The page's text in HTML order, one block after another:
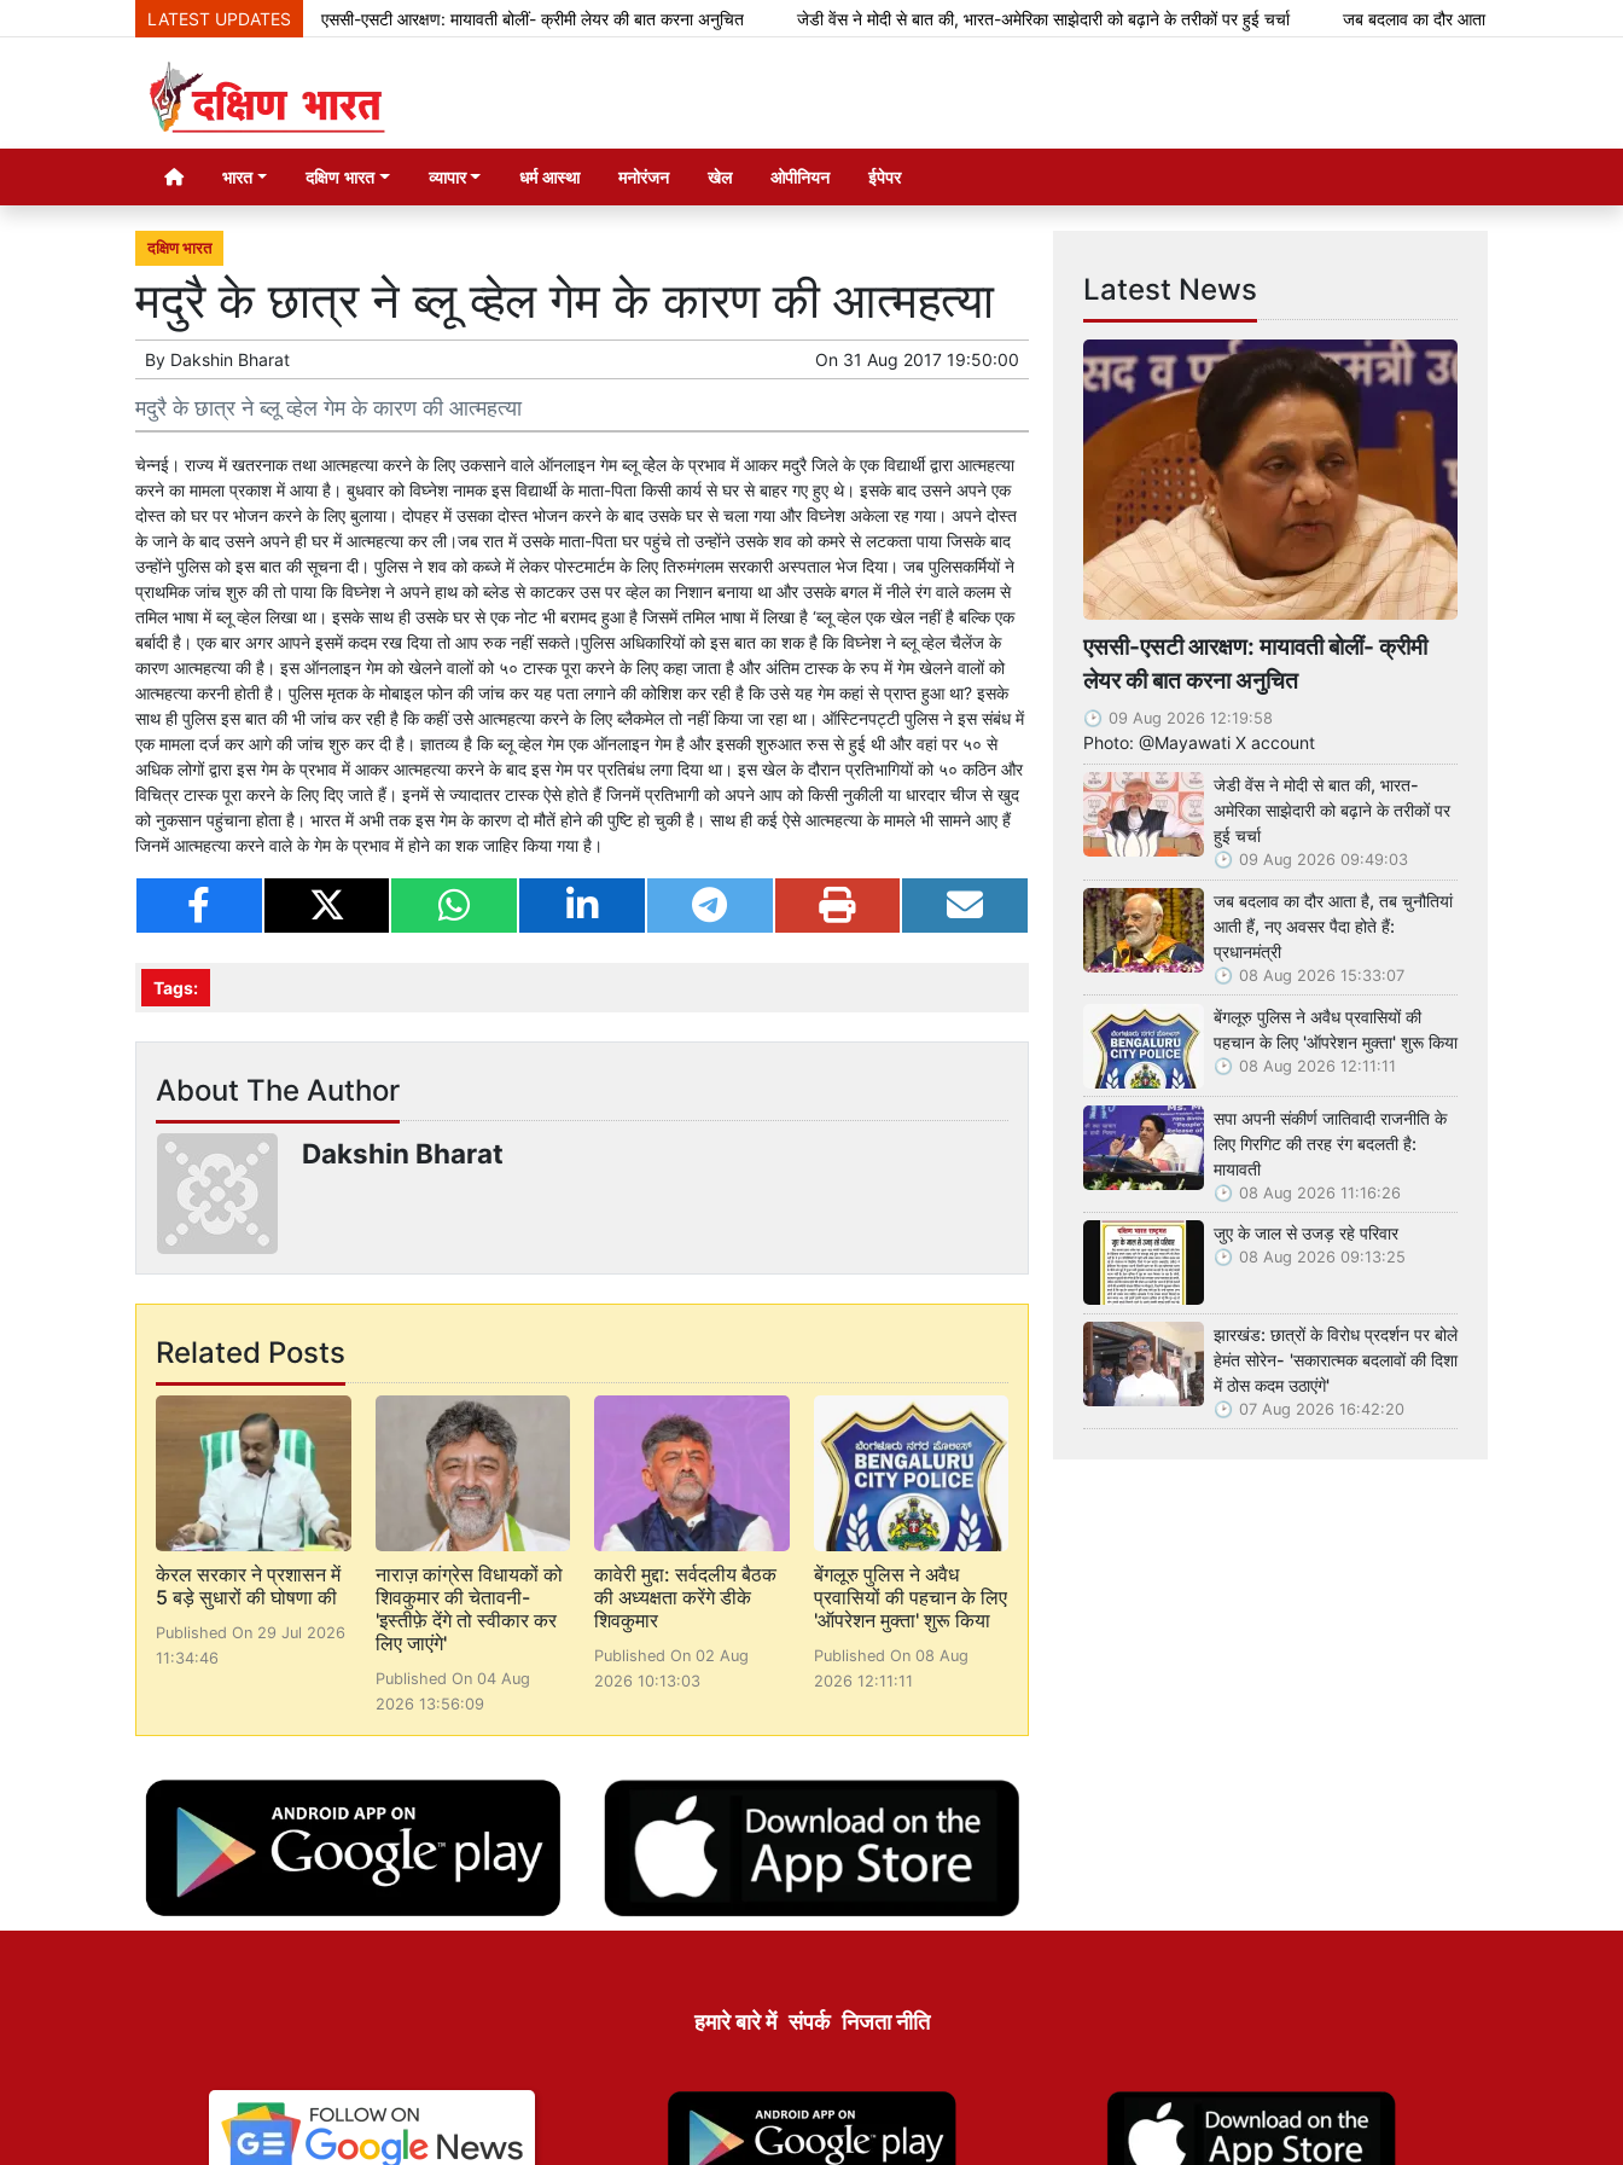
LATEST UPDATESएससी-एसटी आरक्षण: मायावती बोलीं- क्रीमी लेयर की बात करना अनुचित जेडी वेंस ने मोदी से बात की, भारत-अमेरिका साझेदारी को बढ़ाने के तरीकों पर हुई चर्चा जब बदलाव का दौर आता है, तब चुनौतियां आती हैं, नए
भारत दक्षिण भारत व्यापार धर्म आस्था मनोरंजन खेल ओपीनियन ईपेपर
दक्षिण भारत
मदुरै के छात्र ने ब्लू व्हेल गेम के कारण की आत्महत्या
By Dakshin Bharat On 31 Aug 2017 19:50:00
मदुरै के छात्र ने ब्लू व्हेल गेम के कारण की आत्महत्या
चेन्नई। राज्य में खतरनाक तथा आत्महत्या करने के लिए उकसाने वाले ऑनलाइन गेम ब्लू व्हेेल के प्रभाव में आकर मदुरै जिले के एक विद्यार्थी द्वारा आत्महत्या
करने का मामला प्रकाश में आया है। बुधवार को विघ्नेश नामक इस विद्यार्थी के माता-पिता किसी कार्य से घर से बाहर गए हुए थे। इसके बाद उसने अपने एक
दोस्त को घर पर भोजन करने के लिए बुलाया। दोपहर में उसका दोस्त भोजन करने के बाद उसके घर से चला गया और विघ्नेश अकेला रह गया। अपने दोस्त
के जाने के बाद उसने अपने ही घर में आत्महत्या कर ली।जब रात में उसके माता-पिता घर पहुंचे तो उन्होंने उसके शव को कमरे से लटकता पाया जिसके बाद
उन्होंने पुलिस को इस बात की सूचना दी। पुलिस ने शव को कब्जे में लेकर पोस्टमार्टम के लिए तिरुमंगलम सरकारी अस्पताल भेज दिया। जब पुलिसकर्मियों ने
प्राथमिक जांच शुरु की तो पाया कि विघ्नेश ने अपने हाथ को ब्लेड से काटकर उस पर व्हेल का निशान बनाया था और उसके बगल में नीले रंग वाले कलम से
तमिल भाषा में ब्लू व्हेल लिखा था। इसके साथ ही उसके घर से एक नोट भी बरामद हुआ है जिसमें तमिल भाषा में लिखा है ‘ब्लू व्हेल एक खेल नहीं है बल्कि एक
बर्बादी है। एक बार अगर आपने इसमें कदम रख दिया तो आप रुक नहीं सकते।पुलिस अधिकारियों को इस बात का शक है कि विघ्नेश ने ब्लू व्हेल चैलेंज के
कारण आत्महत्या की है। इस ऑनलाइन गेम को खेलने वालों को ५० टास्क पूरा करने के लिए कहा जाता है और अंतिम टास्क के रुप में गेम खेलने वालों को
आत्महत्या करनी होती है। पुलिस मृतक के मोबाइल फोन की जांच कर यह पता लगाने की कोशिश कर रही है कि उसे यह गेम कहां से प्राप्त हुआ था? इसके
साथ ही पुलिस इस बात की भी जांच कर रही है कि कहीं उसेे आत्महत्या करने के लिए ब्लैकमेल तो नहीं किया जा रहा था। ऑस्टिनपट्टी पुलिस ने इस संबंध में
एक मामला दर्ज कर आगे की जांच शुरु कर दी है। ज्ञातव्य है कि ब्लू व्हेल गेम एक ऑनलाइन गेम है और इसकी शुरुआत रुस से हुई थी और वहां पर ५० से
अधिक लोगों द्वारा इस गेम के प्रभाव में आकर आत्महत्या करने के बाद इस गेम पर प्रतिबंध लगा दिया था। इस खेल के दौरान प्रतिभागियों को ५० कठिन और
विचित्र टास्क पूरा करने के लिए दिए जाते हैं। इनमें से ज्यादातर टास्क ऐसे होते हैं जिनमें प्रतिभागी को अपने आप को किसी नुकीली या धारदार चीज से खुद
को नुकसान पहुंचाना होता है। भारत में अभी तक इस गेम के कारण दो मौतें होने की पुष्टि हो चुकी है। साथ ही कई ऐसे आत्महत्या के मामले भी सामने आए हैं
जिनमें आत्महत्या करने वाले के गेम के प्रभाव में होने का शक जाहिर किया गया है।
Tags:
About The Author
Dakshin Bharat
Related Posts
केरल सरकार ने प्रशासन में
5 बड़े सुधारों की घोषणा की
Published On 29 Jul 2026
11:34:46
नाराज़ कांग्रेस विधायकों को
शिवकुमार की चेतावनी-
'इस्तीफ़े देंगे तो स्वीकार कर
लिए जाएंगे'
Published On 04 Aug
2026 13:56:09
कावेरी मुद्दा: सर्वदलीय बैठक
की अध्यक्षता करेंगे डीके
शिवकुमार
Published On 02 Aug
2026 10:13:03
बेंगलूरु पुलिस ने अवैध
प्रवासियों की पहचान के लिए
'ऑपरेशन मुक्ता' शुरू किया
Published On 08 Aug
2026 12:11:11
Latest News
एससी-एसटी आरक्षण: मायावती बोलीं- क्रीमी
लेयर की बात करना अनुचित
09 Aug 2026 12:19:58
Photo: @Mayawati X account
जेडी वेंस ने मोदी से बात की, भारत-
अमेरिका साझेदारी को बढ़ाने के तरीकों पर
हुई चर्चा
09 Aug 2026 09:49:03
जब बदलाव का दौर आता है, तब चुनौतियां
आती हैं, नए अवसर पैदा होते हैं:
प्रधानमंत्री
08 Aug 2026 15:33:07
बेंगलूरु पुलिस ने अवैध प्रवासियों की
पहचान के लिए 'ऑपरेशन मुक्ता' शुरू किया
08 Aug 2026 12:11:11
सपा अपनी संकीर्ण जातिवादी राजनीति के
लिए गिरगिट की तरह रंग बदलती है:
मायावती
08 Aug 2026 11:16:26
जुए के जाल से उजड़ रहे परिवार
08 Aug 2026 09:13:25
झारखंड: छात्रों के विरोध प्रदर्शन पर बोले
हेमंत सोरेन- 'सकारात्मक बदलावों की दिशा
में ठोस कदम उठाएंगे'
07 Aug 2026 16:42:20
हमारे बारे में संपर्क निजता नीति